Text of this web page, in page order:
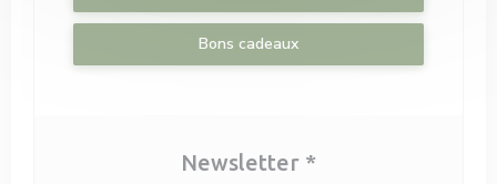
Bons cadeaux
Newsletter *